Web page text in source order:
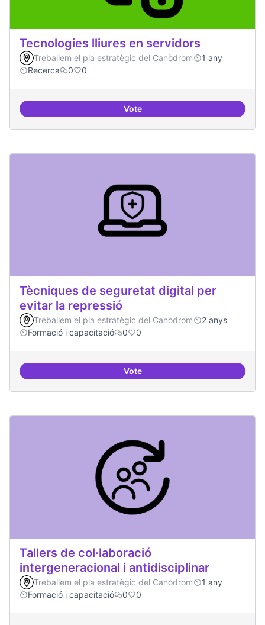
Tecnologies lliures en servidors
Treballem el pla estratègic del Canòdrom
1 any
Recerca
0 0
VoteTecnologies lliures en servidors
Tècniques de seguretat digital per
evitar la repressió
Treballem el pla estratègic del Canòdrom
2 anys
Formació i capacitació
0 0
VoteTècniques de seguretat digital
Tallers de col·laboració
intergeneracional i antidisciplinar
Treballem el pla estratègic del Canòdrom
1 any
Formació i capacitació
0 0